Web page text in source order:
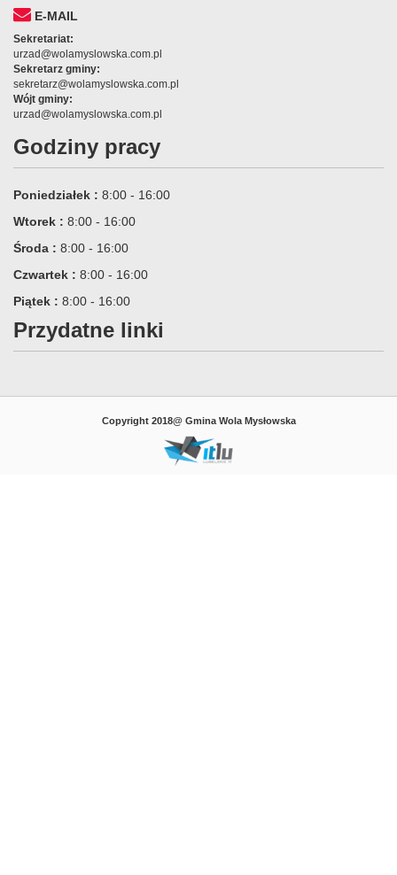
E-MAIL
Sekretariat:
urzad@wolamyslowska.com.pl
Sekretarz gminy:
sekretarz@wolamyslowska.com.pl
Wójt gminy:
urzad@wolamyslowska.com.pl
Godziny pracy
Poniedziałek : 8:00 - 16:00
Wtorek : 8:00 - 16:00
Środa : 8:00 - 16:00
Czwartek : 8:00 - 16:00
Piątek : 8:00 - 16:00
Przydatne linki
Copyright 2018@ Gmina Wola Mysłowska